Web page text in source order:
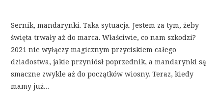
Sernik, mandarynki. Taka sytuacja. Jestem za tym, żeby
święta trwały aż do marca. Właściwie, co nam szkodzi?
2021 nie wyłączy magicznym przyciskiem całego
dziadostwa, jakie przyniósł poprzednik, a mandarynki są
smaczne zwykle aż do początków wiosny. Teraz, kiedy
mamy już…